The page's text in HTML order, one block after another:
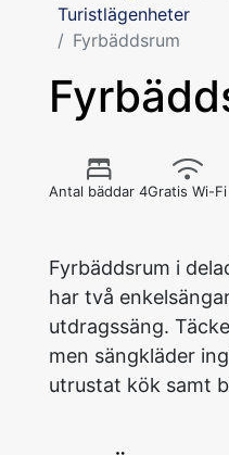
Turistlägenheter
Fyrbäddsrum
Antal bäddar 4Gratis Wi-Fi
Fyrbäddsrum i
har två
utdragssäng.
men sängkläder
utrustat kök samt